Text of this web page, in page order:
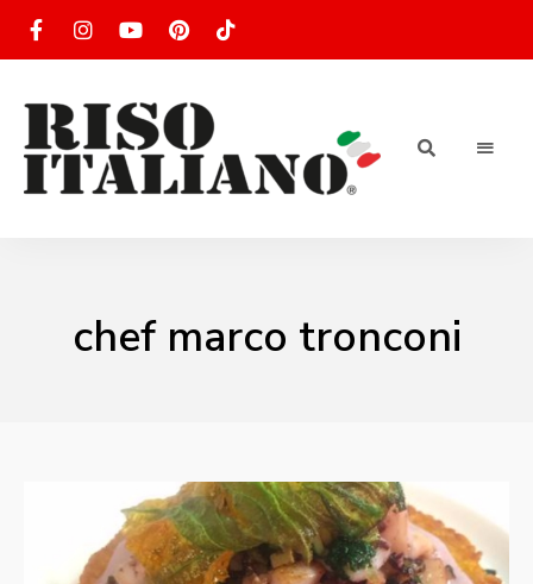
Ricettario
di ricette
chef marco tronconi